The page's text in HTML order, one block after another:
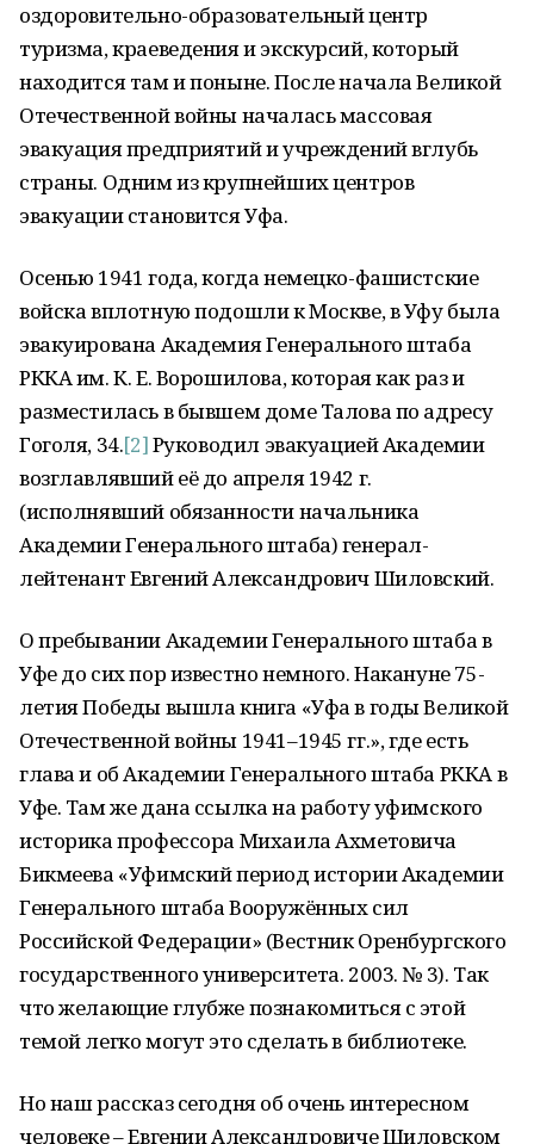
оздоровительно-образовательный центр
туризма, краеведения и экскурсий, который
находится там и поныне. После начала Великой
Отечественной войны началась массовая
эвакуация предприятий и учреждений вглубь
страны. Одним из крупнейших центров
эвакуации становится Уфа.
Осенью 1941 года, когда немецко-фашистские
войска вплотную подошли к Москве, в Уфу была
эвакуирована Академия Генерального штаба
РККА им. К. Е. Ворошилова, которая как раз и
разместилась в бывшем доме Талова по адресу
Гоголя, 34.[2]Руководил эвакуацией Академии
возглавлявший её до апреля 1942 г.
(исполнявший обязанности начальника
Академии Генерального штаба) генерал-
лейтенант Евгений Александрович Шиловский.
О пребывании Академии Генерального штаба в
Уфе до сих пор известно немного. Накануне 75-
летия Победы вышла книга «Уфа в годы Великой
Отечественной войны 1941–1945 гг.», где есть
глава и об Академии Генерального штаба РККА в
Уфе. Там же дана ссылка на работу уфимского
историка профессора Михаила Ахметовича
Бикмеева «Уфимский период истории Академии
Генерального штаба Вооружённых сил
Российской Федерации» (Вестник Оренбургского
государственного университета. 2003. № 3). Так
что желающие глубже познакомиться с этой
темой легко могут это сделать в библиотеке.
Но наш рассказ сегодня об очень интересном
человеке – Евгении Александровиче Шиловском